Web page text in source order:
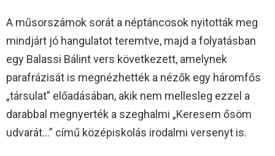
A műsorszámok sorát a néptáncosok nyitották meg
mindjárt jó hangulatot teremtve, majd a folyatásban
egy Balassi Bálint vers következett, amelynek
parafrázisát is megnézhették a nézők egy háromfős
„társulat” előadásában, akik nem mellesleg ezzel a
darabbal megnyerték a szeghalmi „Keresem ősöm
udvarát…” című középiskolás irodalmi versenyt is.